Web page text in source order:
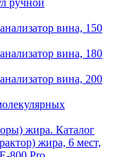
ручной
вина, 150
вина, 180
вина, 200
жира. Каталог
жира, 6 мест,